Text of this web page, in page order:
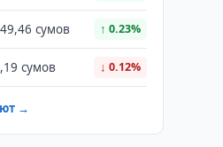
сумов ↑ 0.23%
сумов ↓ 0.12%
→